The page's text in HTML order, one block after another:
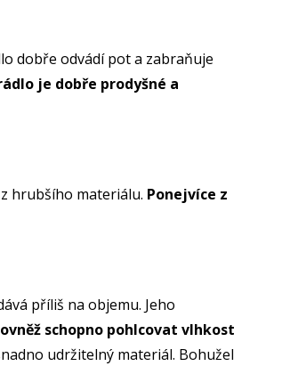
dobře odvádí pot a zabraňuje
je dobře prodyšné a
hrubšího materiálu. Ponejvíce z
příliš na objemu. Jeho
schopno pohlcovat vlhkost
udržitelný materiál. Bohužel